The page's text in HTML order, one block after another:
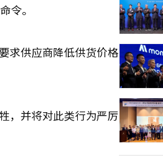
令。
求供应商降低供货价格
，并将对此类行为严厉